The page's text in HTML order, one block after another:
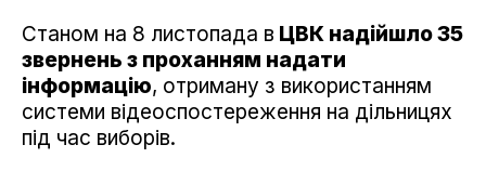
Станом на 8 листопада в ЦВК надійшло 35
звернень з проханням надати
інформацію, отриману з використанням
системи відеоспостереження на дільницях
під час виборів.